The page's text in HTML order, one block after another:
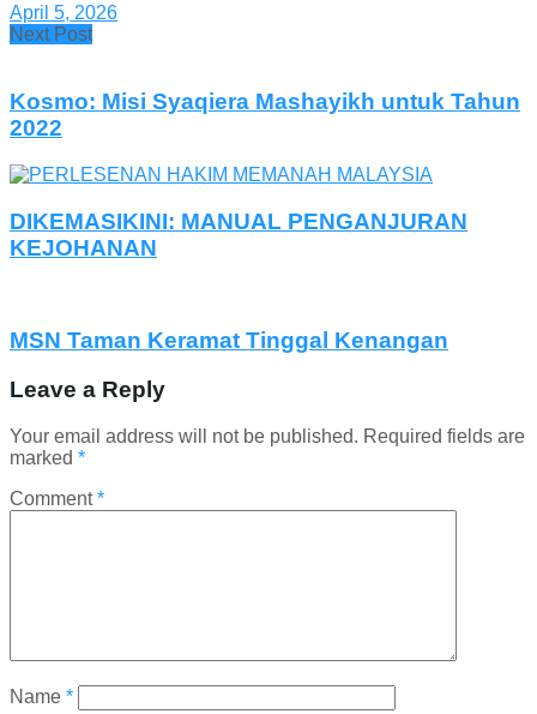
April 5, 2026
Next Post
Kosmo: Misi Syaqiera Mashayikh untuk Tahun
2022
DIKEMASIKINI: MANUAL PENGANJURAN
KEJOHANAN
MSN Taman Keramat Tinggal Kenangan
Leave a Reply
Your email address will not be published. Required fields are
marked *
Comment*
Name *